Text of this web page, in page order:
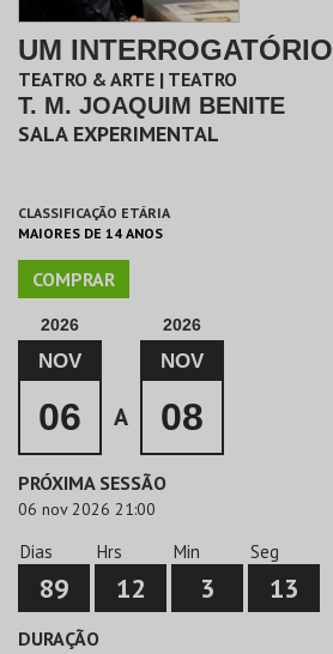
UM INTERROGATÓRIO
TEATRO & ARTE | TEATRO
T. M. JOAQUIM BENITE
SALA EXPERIMENTAL
CLASSIFICAÇÃO ETÁRIA
MAIORES DE 14 ANOS
COMPRAR
2026
NOV
06 A
2026
NOV
08
PRÓXIMA SESSÃO
06 nov 2026 21:00
Dias
89
Hrs
12
Min
3
Seg
13
DURAÇÃO